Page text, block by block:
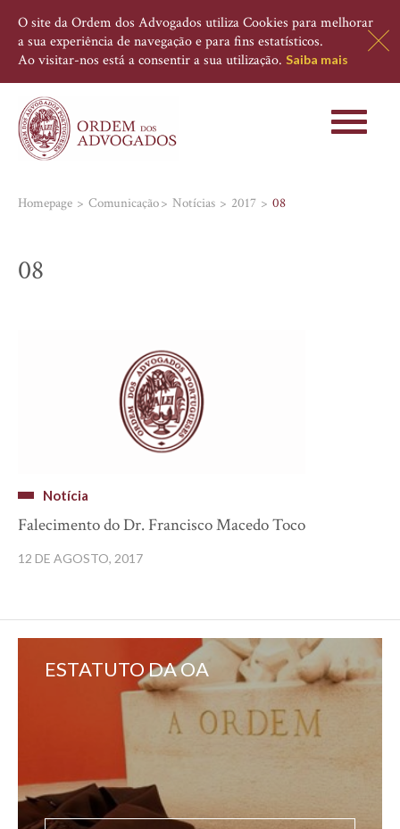
O site da Ordem dos Advogados utiliza Cookies para melhorar
a sua experiência de navegação e para fins estatísticos.
Ao visitar-nos está a consentir a sua utilização. Saiba mais
Toggle
Homepage Comunicação Notícias 2017 08
08
Notícia
Falecimento do Dr. Francisco Macedo Toco
12 DE AGOSTO, 2017
ESTATUTO DA OA